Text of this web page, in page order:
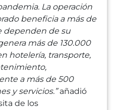
La operación
beneficia a más de
dependen de su
más de 130.000
hotelería, transporte,
a más de 500
y servicios.”añadió
de los